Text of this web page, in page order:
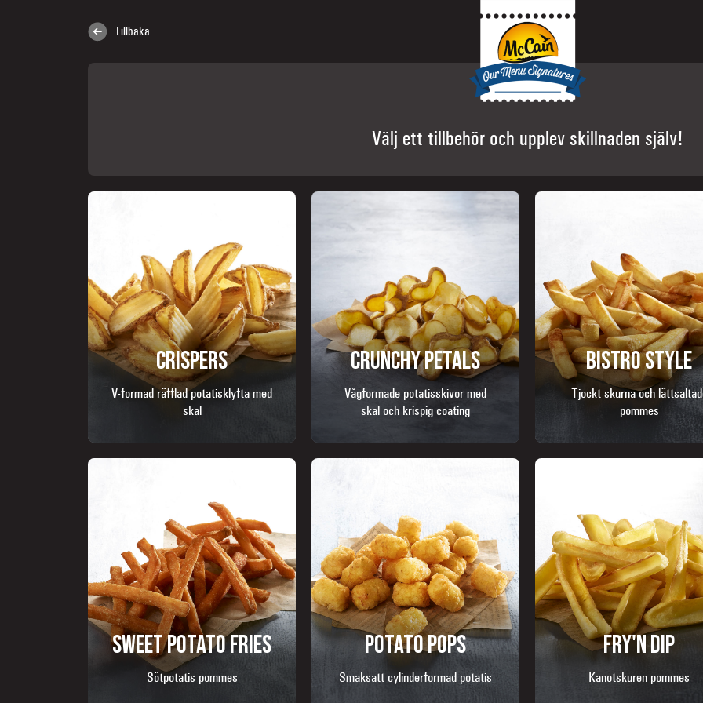
Tillbaka
Välj ett tillbehör och upplev skillnaden själv!
CRISPERS
V-formad räfflad potatisklyfta med
skal
CRUNCHY PETALS
Vågformade potatisskivor med
skal och krispig coating
BISTRO STYLE
Tjockt skurna och
pommes
SWEET POTATO FRIES
Sötpotatis pommes
POTATO POPS
Smaksatt cylinderformad potatis
FRY'N DIP
Kanotskuren pommes